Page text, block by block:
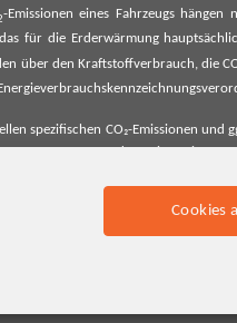
Cookies
-Emissionen eines Fahrzeugs
für die Erderwärmung
über den Kraftstoffverbrauch, die
spezifischen CO₂-Emissionen
entnommen werden. Dieser ist